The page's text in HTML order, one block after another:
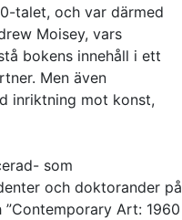
talet, och var därmed
Moisey, vars
bokens innehåll i ett
Men även
inriktning mot konst,
som
och doktorander på
Art: 1960